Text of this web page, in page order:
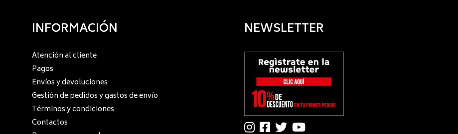
INFORMACIÓN
Atención al cliente
Pagos
Envíos y devoluciones
Gestión de pedidos y gastos de envío
Términos y condiciones
Contactos
NEWSLETTER